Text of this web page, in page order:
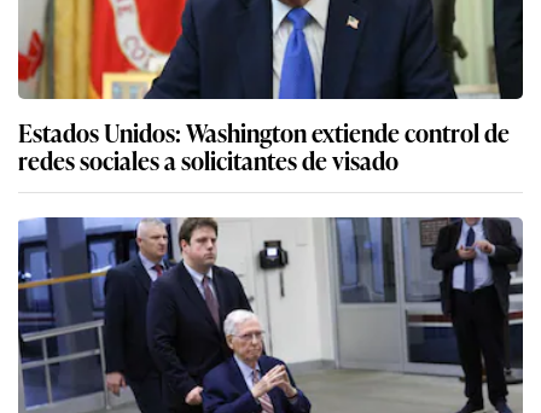
Estados Unidos: Washington extiende control de
redes sociales a solicitantes de visado